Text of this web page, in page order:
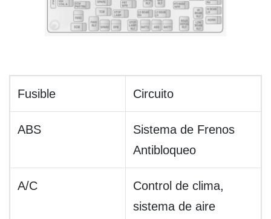
Fusible Circuito
ABS
Sistema de Frenos
Antibloqueo
A/C
Control de clima,
sistema de aire